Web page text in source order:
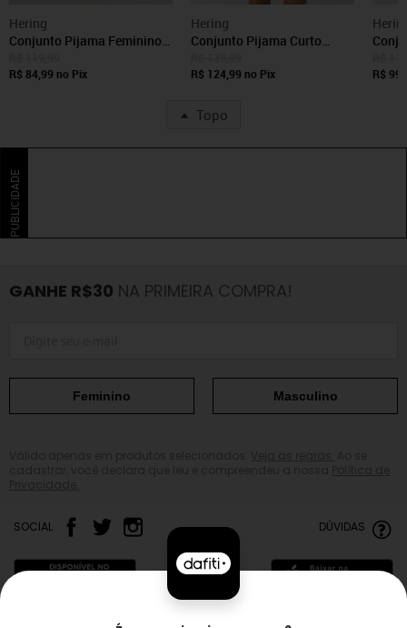
Hering
Conjunto Pijama Feminino
R$ 84,99 no Pix
Hering
Conjunto Pijama Curto
R$ 124,99 no Pix
Cinza
R$
Topo
PUBLICIDADE
GANHE R$30 NA PRIMEIRA COMPRA!
Feminino Masculino
SOCIAL DÚVIDAS